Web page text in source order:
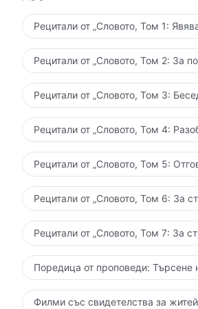
делото на Светия Дух заема
победят; това е триумфът на
действа, в хората
Дух, за хората е лесно да
тогава хората изпитват
непокорен и покварен нрав
Светия Дух е съвсем
страдат, пак са слаби и много
своя упадък и могат да
действието на Светия Дух е
вярват, че щом Светият Дух
са съществени за тях, се
човека, пасивните страни на
той получава озарението и
състоянията в него стават
изпитват предимно
състояния и не ги
Рецитали от „Словото, Том 1:
Рецитали от „Словото, Том 2: За
Рецитали от „Словото, Том 3:
Рецитали от „Словото, Том 4:
Рецитали от „Словото, Том 5:
Рецитали от „Словото, Том 6: За
Рецитали от „Словото, Том 7: За
Поредица от проповеди: Търсене
Филми със свидетелства за